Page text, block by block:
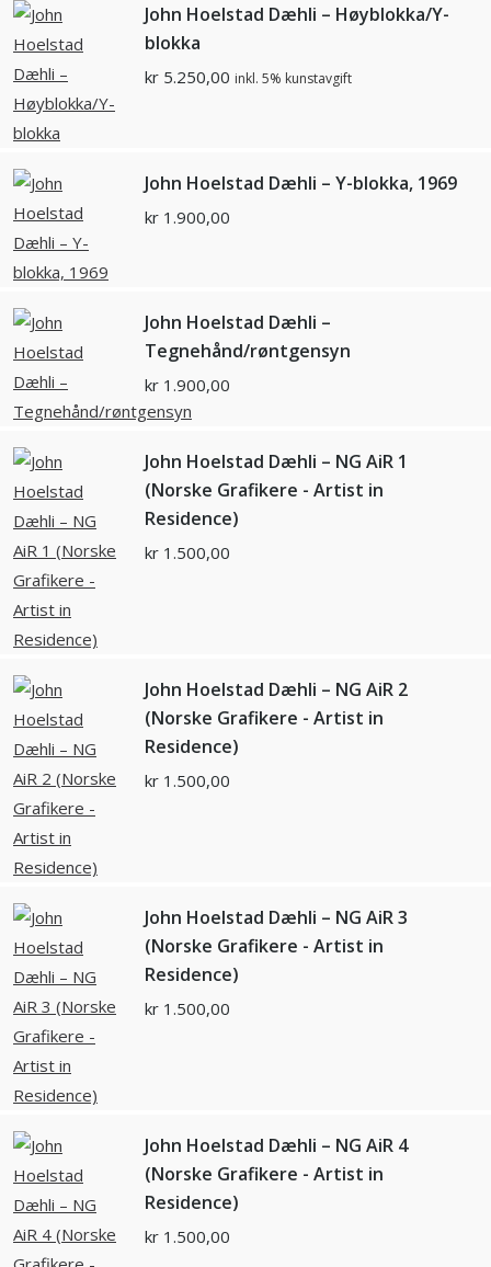
John Hoelstad Dæhli – Høyblokka/Y-
blokka
kr 5.250,00 inkl. 5% kunstavgift
John Hoelstad Dæhli – Y-blokka, 1969
kr 1.900,00
John Hoelstad Dæhli –
Tegnehånd/røntgensyn
kr 1.900,00
John Hoelstad Dæhli – NG AiR 1
(Norske Grafikere - Artist in
Residence)
kr 1.500,00
John Hoelstad Dæhli – NG AiR 2
(Norske Grafikere - Artist in
Residence)
kr 1.500,00
John Hoelstad Dæhli – NG AiR 3
(Norske Grafikere - Artist in
Residence)
kr 1.500,00
John Hoelstad Dæhli – NG AiR 4
(Norske Grafikere - Artist in
Residence)
kr 1.500,00